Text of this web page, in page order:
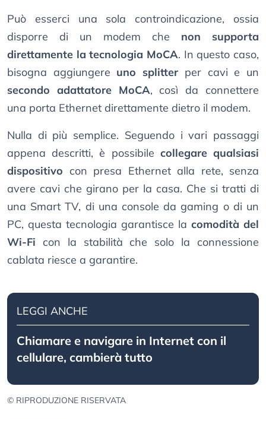
Può esserci una sola controindicazione, ossia
disporre di un modem che non supporta
direttamente la tecnologia MoCA. In questo caso,
bisogna aggiungere uno splitter per cavi e un
secondo adattatore MoCA, così da connettere
una porta Ethernet direttamente dietro il modem.
Nulla di più semplice. Seguendo i vari passaggi
appena descritti, è possibile collegare qualsiasi
dispositivo con presa Ethernet alla rete, senza
avere cavi che girano per la casa. Che si tratti di
una Smart TV, di una console da gaming o di un
PC, questa tecnologia garantisce la comodità del
Wi-Fi con la stabilità che solo la connessione
cablata riesce a garantire.
LEGGI ANCHE
Chiamare e navigare in Internet con il
cellulare, cambierà tutto
© RIPRODUZIONE RISERVATA